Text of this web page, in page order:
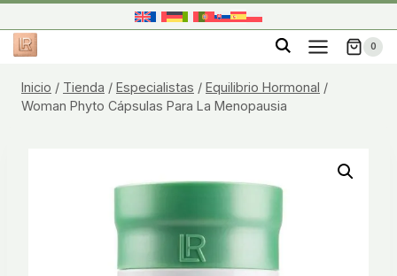
al
contenido
0
Inicio / Tienda / Especialistas / Equilibrio Hormonal /
Woman Phyto Cápsulas Para La Menopausia